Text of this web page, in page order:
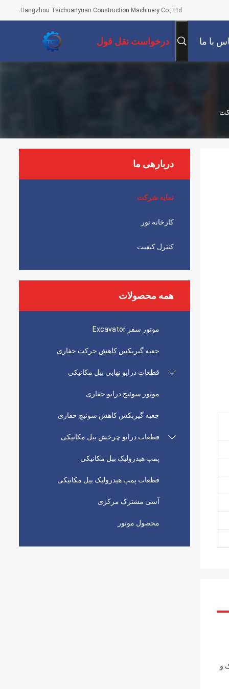
Hangzhou Taichuanyuan Construction Machinery Co., Ltd.
با ما درخواست نقل قول
دربارهی ما
نمایه شرکت
کارخانه تور
کنترل کیفیت
همه محصولات
موتور سفر Excavator
جعبه گیربکس کاهش حرکت حفاری
قطعات درایو نهایی بیل مکانیکی
موتور سوئیچ درایو حفاری
جعبه گیربکس کاهش سوئیچ حفاری
قطعات درایو چرخش بیل مکانیکی
پمپ هیدرولیک بیل مکانیکی
قطعات پمپ هیدرولیک بیل مکانیکی
آسی مشترک مرکزی
محصول موتور
دریچه های کمک و